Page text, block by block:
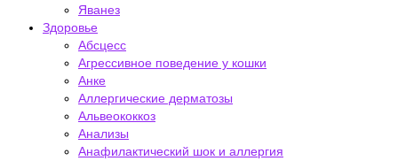
Яванез
Здоровье
Абсцесс
Агрессивное поведение у кошки
Анке
Аллергические дерматозы
Альвеококкоз
Анализы
Анафилактический шок и аллергия